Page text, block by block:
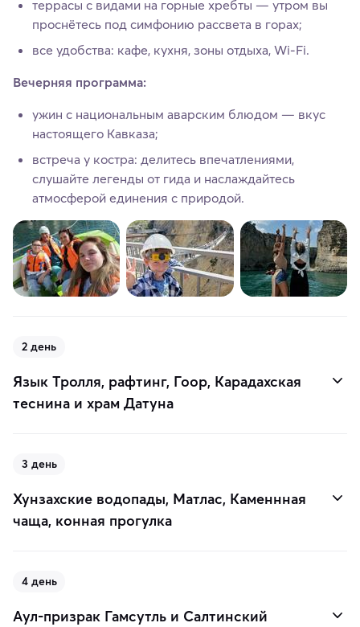
террасы с видами на горные хребты — утром вы
проснётесь под симфонию рассвета в горах;
все удобства: кафе, кухня, зоны отдыха, Wi‑Fi.
Вечерняя программа:
ужин с национальным аварским блюдом — вкус
настоящего Кавказа;
встреча у костра: делитесь впечатлениями,
слушайте легенды от гида и наслаждайтесь
атмосферой единения с природой.
2 день
Язык Тролля, рафтинг, Гоор, Карадахская
теснина и храм Датуна
3 день
Хунзахские водопады, Матлас, Каменнная
чаща, конная прогулка
4 день
Аул-призрак Гамсутль и Салтинский